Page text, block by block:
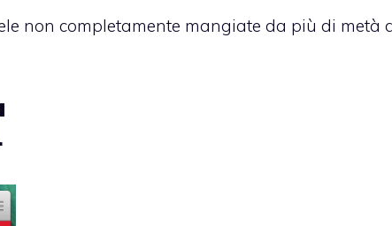
non completamente mangiate da più di metà